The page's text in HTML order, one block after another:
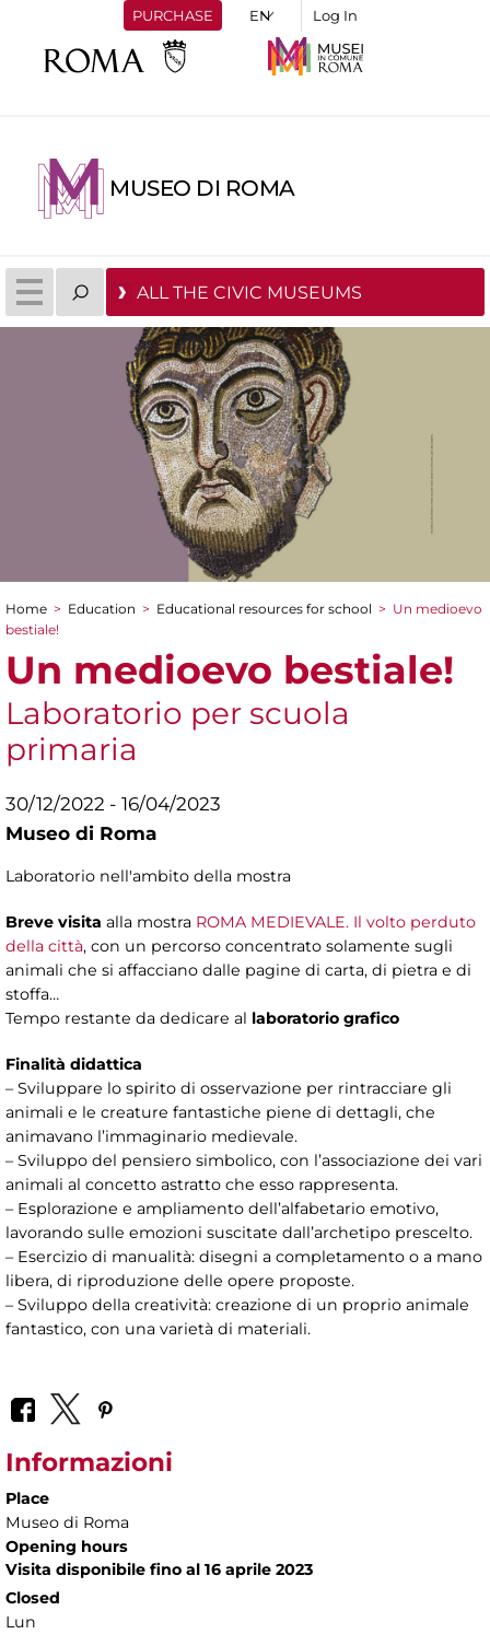
PURCHASE Log In
MUSEO DI ROMA
ALL THE CIVIC MUSEUMS
You are here
Home > Education > Educational resources for school > Un medioevo
bestiale!
Un medioevo bestiale!
Laboratorio per scuola
primaria
30/12/2022 - 16/04/2023
Museo di Roma
Laboratorio nell'ambito della mostra
Breve visita alla mostra ROMA MEDIEVALE. Il volto perduto
della città, con un percorso concentrato solamente sugli
animali che si affacciano dalle pagine di carta, di pietra e di
stoffa…
Tempo restante da dedicare al laboratorio grafico
Finalità didattica
– Sviluppare lo spirito di osservazione per rintracciare gli
animali e le creature fantastiche piene di dettagli, che
animavano l’immaginario medievale.
– Sviluppo del pensiero simbolico, con l’associazione dei vari
animali al concetto astratto che esso rappresenta.
– Esplorazione e ampliamento dell’alfabetario emotivo,
lavorando sulle emozioni suscitate dall’archetipo prescelto.
– Esercizio di manualità: disegni a completamento o a mano
libera, di riproduzione delle opere proposte.
– Sviluppo della creatività: creazione di un proprio animale
fantastico, con una varietà di materiali.
Informazioni
Place
Museo di Roma
Opening hours
Visita disponibile fino al 16 aprile 2023
Closed
Lun